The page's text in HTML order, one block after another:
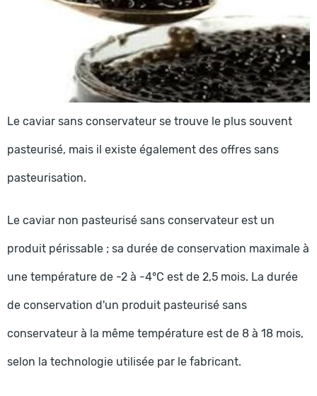
Le caviar sans conservateur se trouve le plus souvent
pasteurisé, mais il existe également des offres sans
pasteurisation.
Le caviar non pasteurisé sans conservateur est un
produit périssable ; sa durée de conservation maximale à
une température de -2 à -4°C est de 2,5 mois. La durée
de conservation d'un produit pasteurisé sans
conservateur à la même température est de 8 à 18 mois,
selon la technologie utilisée par le fabricant.